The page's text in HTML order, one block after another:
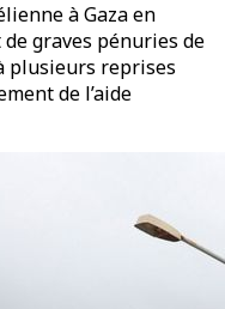
à Gaza en
graves pénuries de
plusieurs reprises
de l’aide